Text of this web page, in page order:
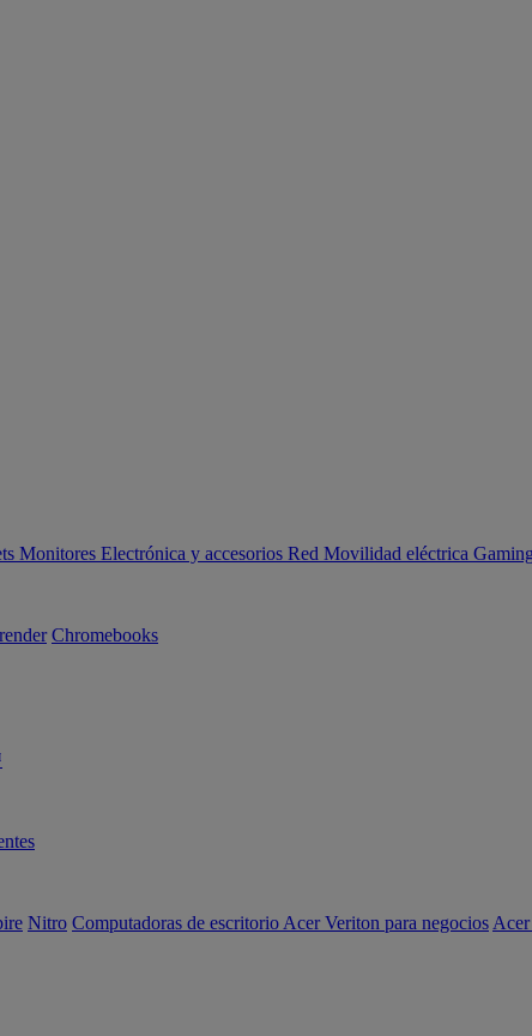
Monitores Electrónica y accesorios Red Movilidad eléctrica
Chromebooks
Nitro Computadoras de escritorio Acer Veriton para negocios